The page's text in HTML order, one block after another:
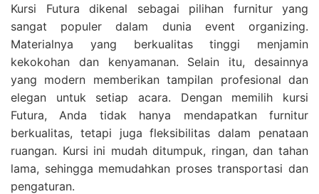
Kursi Futura dikenal sebagai pilihan furnitur yang
sangat populer dalam dunia event organizing.
Materialnya yang berkualitas tinggi menjamin
kekokohan dan kenyamanan. Selain itu, desainnya
yang modern memberikan tampilan profesional dan
elegan untuk setiap acara. Dengan memilih kursi
Futura, Anda tidak hanya mendapatkan furnitur
berkualitas, tetapi juga fleksibilitas dalam penataan
ruangan. Kursi ini mudah ditumpuk, ringan, dan tahan
lama, sehingga memudahkan proses transportasi dan
pengaturan.